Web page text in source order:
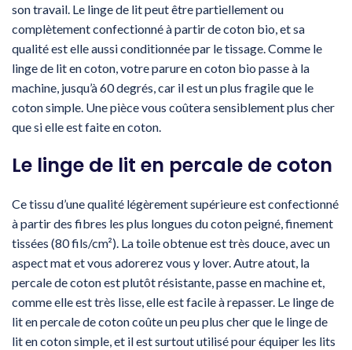
son travail. Le linge de lit peut être partiellement ou
complètement confectionné à partir de coton bio, et sa
qualité est elle aussi conditionnée par le tissage. Comme le
linge de lit en coton, votre parure en coton bio passe à la
machine, jusqu’à 60 degrés, car il est un plus fragile que le
coton simple. Une pièce vous coûtera sensiblement plus cher
que si elle est faite en coton.
Le linge de lit en percale de coton
Ce tissu d’une qualité légèrement supérieure est confectionné
à partir des fibres les plus longues du coton peigné, finement
tissées (80 fils/cm²). La toile obtenue est très douce, avec un
aspect mat et vous adorerez vous y lover. Autre atout, la
percale de coton est plutôt résistante, passe en machine et,
comme elle est très lisse, elle est facile à repasser. Le linge de
lit en percale de coton coûte un peu plus cher que le linge de
lit en coton simple, et il est surtout utilisé pour équiper les lits